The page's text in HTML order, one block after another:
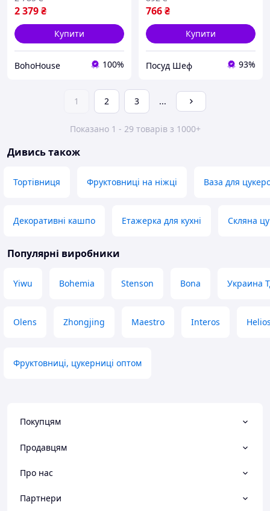
2 379₴
Купити
BohoHouse 100%
766₴
Купити
Посуд Шеф 93%
1 2 3 ...
Показано 1 - 29 товарів з 1000+
Дивись також
Тортівниця Фруктовниці на ніжці Ваза для
Декоративні кашпо Етажерка для кухні Скляна
Популярні виробники
Yiwu Bohemia Stenson Bona Украина
Olens Zhongjing Maestro Interos
Фруктовниці, цукерниці оптом
Покупцям
Продавцям
Про нас
Партнери